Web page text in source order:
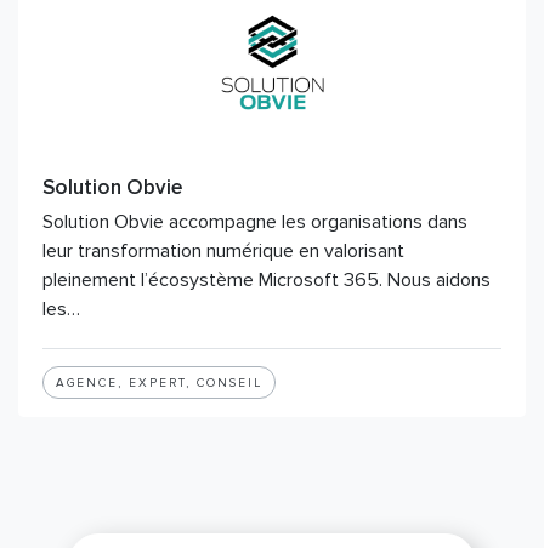
Solution Obvie
Solution Obvie accompagne les organisations dans
leur transformation numérique en valorisant
pleinement l’écosystème Microsoft 365. Nous aidons
les…
AGENCE, EXPERT, CONSEIL